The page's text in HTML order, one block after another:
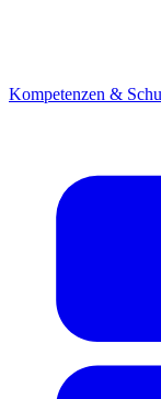
Kompetenzen &